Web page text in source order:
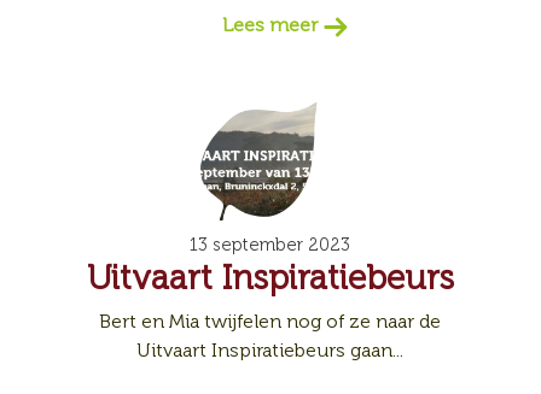
Lees meer
13 september 2023
Uitvaart Inspiratiebeurs
Bert en Mia twijfelen nog of ze naar de
Uitvaart Inspiratiebeurs gaan...